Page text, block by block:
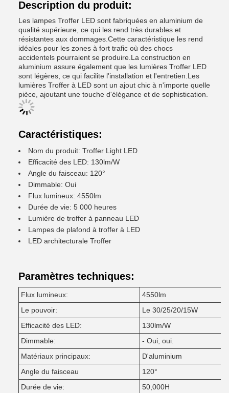
Description du produit:
Les lampes Troffer LED sont fabriquées en aluminium de
qualité supérieure, ce qui les rend très durables et
résistantes aux dommages.Cette caractéristique les rend
idéales pour les zones à fort trafic où des chocs
accidentels pourraient se produire.La construction en
aluminium assure également que les lumières Troffer LED
sont légères, ce qui facilite l'installation et l'entretien.Les
lumières Troffer à LED sont un ajout chic à n'importe quelle
pièce, ajoutant une touche d'élégance et de sophistication.
Caractéristiques:
Nom du produit: Troffer Light LED
Efficacité des LED: 130lm/W
Angle du faisceau: 120°
Dimmable: Oui
Flux lumineux: 4550lm
Durée de vie: 5 000 heures
Lumière de troffer à panneau LED
Lampes de plafond à troffer à LED
LED architecturale Troffer
Paramètres techniques:
Flux lumineux:
4550lm
Le pouvoir:
Le 30/25/20/15W
Efficacité des LED:
130lm/W
Dimmable:
- Oui, oui.
Matériaux principaux:
D'aluminium
Angle du faisceau
120°
Durée de vie:
50,000H